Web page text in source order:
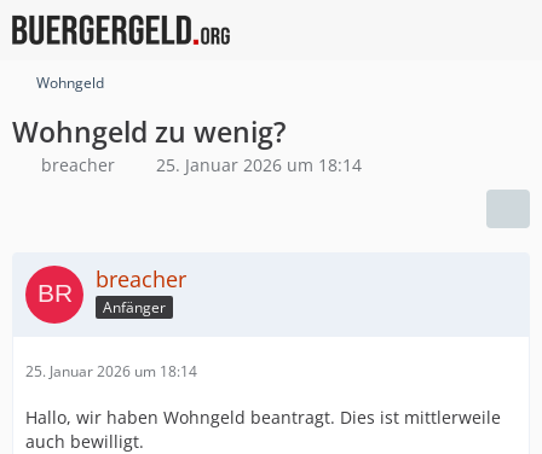
Wohngeld
Wohngeld zu wenig?
breacher 25. Januar 2026 um 18:14
breacher
Anfänger
25. Januar 2026 um 18:14
Hallo, wir haben Wohngeld beantragt. Dies ist mittlerweile
auch bewilligt.